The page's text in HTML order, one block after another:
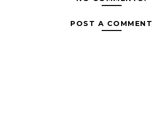
POST A COMMENT